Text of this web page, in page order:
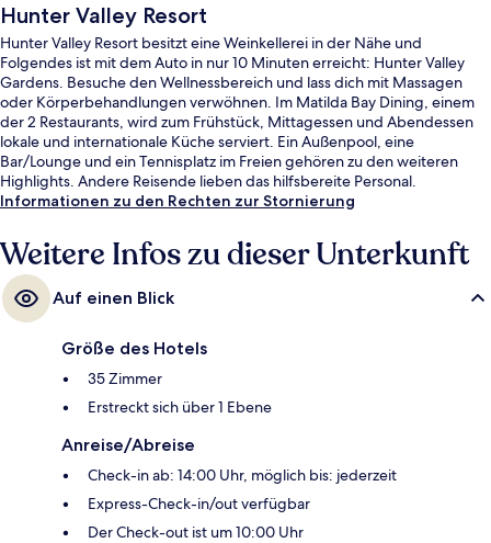
Hunter Valley Resort
Hunter Valley Resort besitzt eine Weinkellerei in der Nähe und
Folgendes ist mit dem Auto in nur 10 Minuten erreicht: Hunter Valley
Gardens. Besuche den Wellnessbereich und lass dich mit Massagen
oder Körperbehandlungen verwöhnen. Im Matilda Bay Dining, einem
der 2 Restaurants, wird zum Frühstück, Mittagessen und Abendessen
lokale und internationale Küche serviert. Ein Außenpool, eine
Bar/Lounge und ein Tennisplatz im Freien gehören zu den weiteren
Highlights. Andere Reisende lieben das hilfsbereite Personal.
Informationen zu den Rechten zur Stornierung
Weitere Infos zu dieser Unterkunft
Auf einen Blick
Größe des Hotels
35 Zimmer
Erstreckt sich über 1 Ebene
Anreise/Abreise
Check-in ab: 14:00 Uhr, möglich bis: jederzeit
Express-Check-in/out verfügbar
Der Check-out ist um 10:00 Uhr